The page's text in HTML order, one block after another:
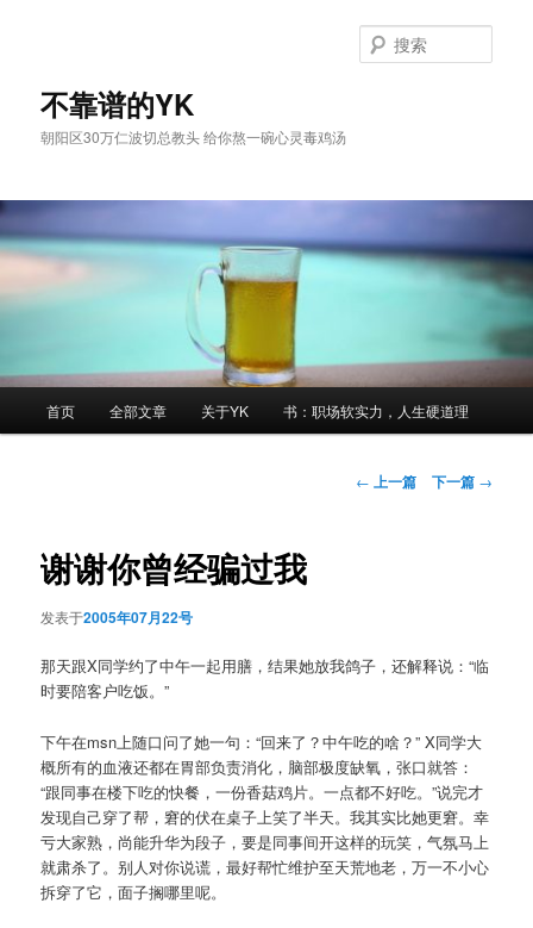
不靠谱的YK
朝阳区30万仁波切总教头 给你熬一碗心灵毒鸡汤
索
首页 全部文章 关于YK 书：职场软实力，人生硬道理
文← 上一篇 下一篇 →
谢谢你曾经骗过我
发表于2005年07月22号
那天跟X同学约了中午一起用膳，结果她放我鸽子，还解释说：“临
时要陪客户吃饭。”
下午在msn上随口问了她一句：“回来了？中午吃的啥？” X同学大
概所有的血液还都在胃部负责消化，脑部极度缺氧，张口就答：
“跟同事在楼下吃的快餐，一份香菇鸡片。一点都不好吃。”说完才
发现自己穿了帮，窘的伏在桌子上笑了半天。我其实比她更窘。幸
亏大家熟，尚能升华为段子，要是同事间开这样的玩笑，气氛马上
就肃杀了。别人对你说谎，最好帮忙维护至天荒地老，万一不小心
拆穿了它，面子搁哪里呢。